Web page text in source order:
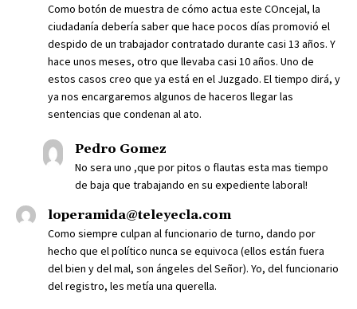
Como botón de muestra de cómo actua este COncejal, la
ciudadanía debería saber que hace pocos días promovió el
despido de un trabajador contratado durante casi 13 años. Y
hace unos meses, otro que llevaba casi 10 años. Uno de
estos casos creo que ya está en el Juzgado. El tiempo dirá, y
ya nos encargaremos algunos de haceros llegar las
sentencias que condenan al ato.
Pedro Gomez
No sera uno ,que por pitos o flautas esta mas tiempo
de baja que trabajando en su expediente laboral!
loperamida@teleyecla.com
Como siempre culpan al funcionario de turno, dando por
hecho que el político nunca se equivoca (ellos están fuera
del bien y del mal, son ángeles del Señor). Yo, del funcionario
del registro, les metía una querella.